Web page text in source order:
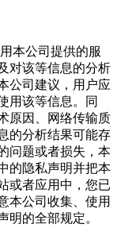
本公司提供的服
对该等信息的分析
公司建议，用户应
用该等信息。同
原因、网络传输质
的分析结果可能存
问题或者损失，本
的隐私声明并把本
或者应用中，您已
本公司收集、使用
明的全部规定。